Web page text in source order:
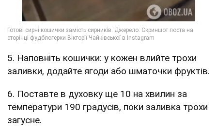
5. Наповніть кошички: у кожен влийте трохи
заливки, додайте ягоди або шматочки фруктів.
6. Поставте в духовку ще 10 на хвилин за
температури 190 градусів, поки заливка трохи
загусне.